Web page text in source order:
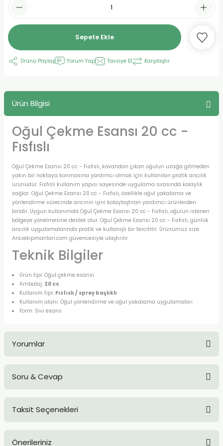
Sepete Ekle
Ürünü Paylaş Yorum Yap Tavsiye Et Karşılaştır
Ürün Bilgisi
Oğul Çekme Esansı 20 cc -
Fısfıslı
Oğul Çekme Esansı 20 cc - Fısfıslı, kovandan çıkan oğulun uzağa gitmeden
yakın bir noktaya konmasına yardımcı olmak için kullanılan pratik arıcılık
ürünüdür. Fısfıslı kullanım yapısı sayesinde uygulama sırasında kolaylık
sağlar. Oğul Çekme Esansı 20 cc - Fısfıslı, özellikle oğul yakalama ve
yönlendirme sürecinde arıcının işini kolaylaştıran yardımcı ürünlerden
biridir. Uygun kullanımda Oğul Çekme Esansı 20 cc - Fısfıslı, oğulun istenen
bölgeye yönelmesine destek olur. Oğul Çekme Esansı 20 cc - Fısfıslı, günlük
arıcılık uygulamalarında pratik ve kullanışlı bir tercihtir. Ürünümüz size
Ariciekipmanlari.com güvencesiyle ulaştırılır.
Teknik Bilgiler
Ürün tipi: Oğul çekme esansı
Ambalaj: 20 cc
Kullanım tipi: Fısfıslı / sprey başlıklı
Kullanım alanı: Oğul yönlendirme ve oğul yakalama uygulamaları
Form: Sıvı esans
Yorumlar
Soru & Cevap
Taksit Seçenekleri
Önerileriniz